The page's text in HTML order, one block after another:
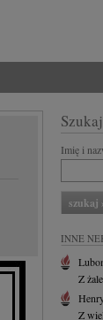
Imię i
INNE
Z
Z